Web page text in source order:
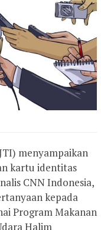
menyampaikan
kartu identitas
CNN Indonesia,
kepada
Program Makanan
Halim